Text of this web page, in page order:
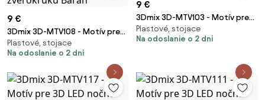
9 €
3Dmix 3D-MTV108 - Motív pre
3D LED nočnú lampu - znamenie
zverokruku Baran
Plastové, stojace
Na odoslanie o 2 dni
9 €
3Dmix 3D-MTV103 - Motív pre
3D LED nočnú lampu - Rap štýl
Plastové, stojace
Na odoslanie o 2 dni